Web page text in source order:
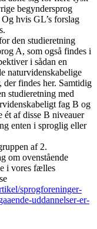
begyndersprog
hvis GL’s forslag
den studieretning
A, som også findes i
i sådan en
naturvidenskabelige
der findes her. Samtidig
studieretning med
fag B og
af disse B niveauer
enten i sproglig eller
af 2.
om ovenstående
i vores fælles
sprogforeninger-
uddannelser-er-